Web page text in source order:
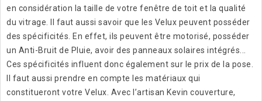
en considération la taille de votre fenêtre de toit et la qualité
du vitrage. Il faut aussi savoir que les Velux peuvent posséder
des spécificités. En effet, ils peuvent être motorisé, posséder
un Anti-Bruit de Pluie, avoir des panneaux solaires intégrés...
Ces spécificités influent donc également sur le prix de la pose.
Il faut aussi prendre en compte les matériaux qui
constitueront votre Velux. Avec l’artisan Kevin couverture,